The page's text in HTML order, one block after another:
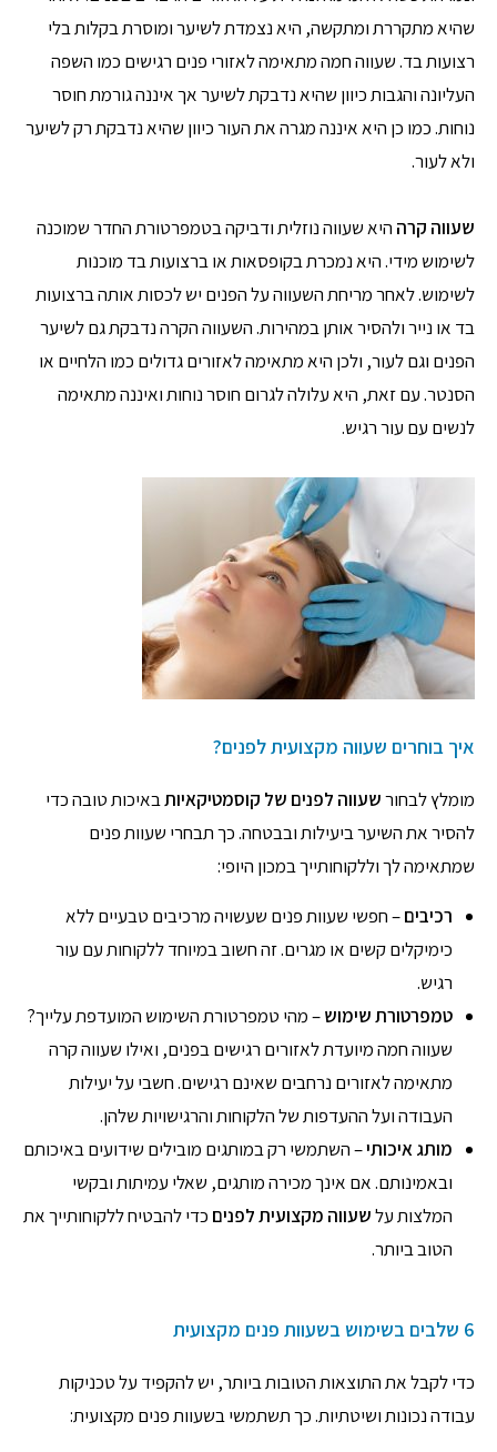
שהיא מתקררת ומתקשה, היא נצמדת לשיער ומוסרת בקלות בלי
רצועות בד. שעווה חמה מתאימה לאזורי פנים רגישים כמו השפה
העליונה והגבות כיוון שהיא נדבקת לשיער אך איננה גורמת חוסר
נוחות. כמו כן היא איננה מגרה את העור כיוון שהיא נדבקת רק לשיער
ולא לעור.
שעווה קרה היא שעווה נוזלית ודביקה בטמפרטורת החדר שמוכנה
לשימוש מידי. היא נמכרת בקופסאות או ברצועות בד מוכנות
לשימוש. לאחר מריחת השעווה על הפנים יש לכסות אותה ברצועות
בד או נייר ולהסיר אותן במהירות. השעווה הקרה נדבקת גם לשיער
הפנים וגם לעור, ולכן היא מתאימה לאזורים גדולים כמו הלחיים או
הסנטר. עם זאת, היא עלולה לגרום חוסר נוחות ואיננה מתאימה
לנשים עם עור רגיש.
איך בוחרים שעווה מקצועית לפנים?
מומלץ לבחורשעווה לפנים של קוסמטיקאיותבאיכות טובה כדי
להסיר את השיער ביעילות ובבטחה. כך תבחרי שעוות פנים
שמתאימה לך וללקוחותייך במכון היופי:
רכיבים– חפשי שעוות פנים שעשויה מרכיבים טבעיים ללא
כימיקלים קשים או מגרים. זה חשוב במיוחד ללקוחות עם עור
רגיש.
טמפרטורת שימוש– מהי טמפרטורת השימוש המועדפת עלייך?
שעווה חמה מיועדת לאזורים רגישים בפנים, ואילו שעווה קרה
מתאימה לאזורים נרחבים שאינם רגישים. חשבי על יעילות
העבודה ועל ההעדפות של הלקוחות והרגישויות שלהן.
מותג איכותי– השתמשי רק במותגים מובילים שידועים באיכותם
ובאמינותם. אם אינך מכירה מותגים, שאלי עמיתות ובקשי
המלצות עלשעווה מקצועית לפנים כדי להבטיח ללקוחותייך את
הטוב ביותר.
6 שלבים בשימוש בשעוות פנים מקצועית
כדי לקבל את התוצאות הטובות ביותר, יש להקפיד על טכניקות
עבודה נכונות ושיטתיות. כך תשתמשי בשעוות פנים מקצועית: